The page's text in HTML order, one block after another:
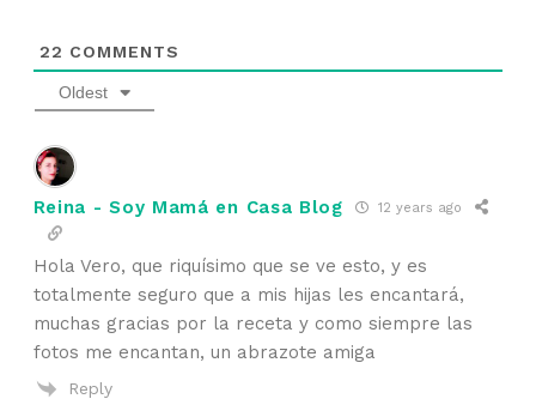
22 COMMENTS
Oldest
Reina - Soy Mamá en Casa Blog 12 years ago
Hola Vero, que riquísimo que se ve esto, y es
totalmente seguro que a mis hijas les encantará,
muchas gracias por la receta y como siempre las
fotos me encantan, un abrazote amiga
Reply